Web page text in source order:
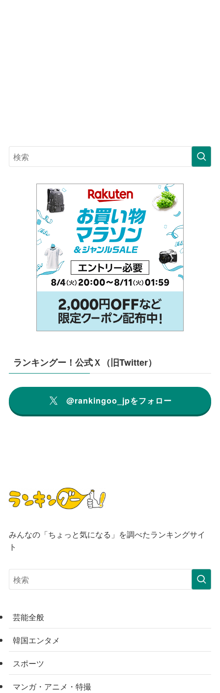
ランキングー！公式Ｘ（旧Twitter）
@rankingoo_jpをフォロー
みんなの「ちょっと気になる」を調べたランキングサイ
ト
芸能全般
韓国エンタメ
スポーツ
マンガ・アニメ・特撮